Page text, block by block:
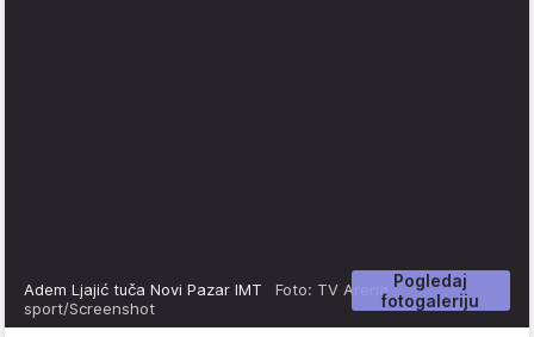
Pogledaj
fotogaleriju
Adem Ljajić tuča Novi Pazar IMT Foto: TV Arena
sport/Screenshot